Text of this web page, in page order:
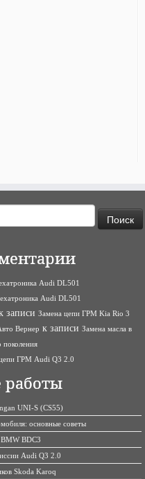
Audi DL501
Audi DL501
записи Замена цепи ГРМ Kia Rio 3
Вернер к записи Замена масла в
ГРМ Audi Q3 2.0
работы
UNI-S (CS55)
основные советы
BDC3
Audi Q3 2.0
Skoda Karoq